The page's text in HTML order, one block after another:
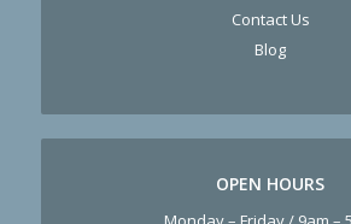
Contact Us
Blog
OPEN HOURS